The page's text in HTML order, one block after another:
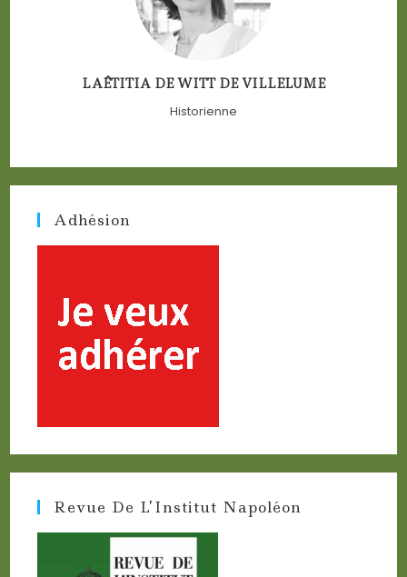
LAÊTITIA DE WITT DE VILLELUME
Historienne
Adhésion
Revue De L’Institut Napoléon